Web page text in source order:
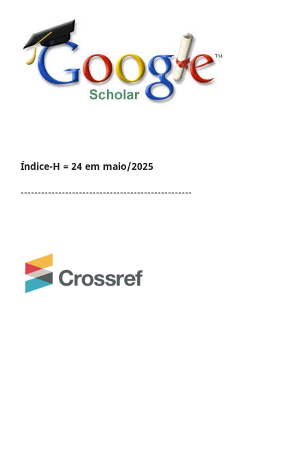
Índice-H = 24 em maio/2025
--------------------------------------------------